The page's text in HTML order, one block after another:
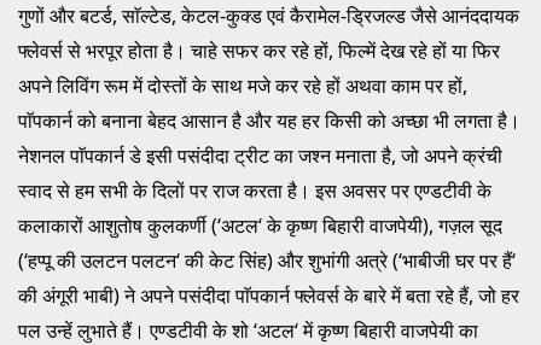
गुणों और बटर्ड, साॅल्टेड, केटल-कुक्ड एवं कैरामेल-ड्रिजल्ड जैसे आनंददायक
फ्लेवर्स से भरपूर होता है। चाहे सफर कर रहे हों, फिल्में देख रहे हों या फिर
अपने लिविंग रूम में दोस्तों के साथ मजे कर रहे हों अथवा काम पर हों,
पाॅपकार्न को बनाना बेहद आसान है और यह हर किसी को अच्छा भी लगता है।
नेशनल पाॅपकार्न डे इसी पसंदीदा ट्रीट का जश्न मनाता है, जो अपने क्रंची
स्वाद से हम सभी के दिलों पर राज करता है। इस अवसर पर एण्डटीवी के
कलाकारों आशुतोष कुलकर्णी (‘अटल‘ के कृष्ण बिहारी वाजपेयी), गज़ल सूद
(‘हप्पू की उलटन पलटन‘ की केट सिंह) और शुभांगी अत्रे (‘भाबीजी घर पर हैं‘
की अंगूरी भाबी) ने अपने पसंदीदा पाॅपकार्न फ्लेवर्स के बारे में बता रहे हैं, जो हर
पल उन्हें लुभाते हैं। एण्डटीवी के शो ‘अटल‘ में कृष्ण बिहारी वाजपेयी का